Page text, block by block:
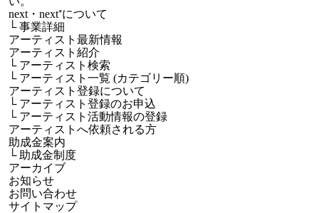
next・next⁺について
└事業詳細
アーティスト最新情報
アーティスト紹介
└ アーティスト検索
└ アーティスト一覧 (カテゴリー順)
アーティスト登録について
└ アーティスト登録のお申込
└ アーティスト活動情報の登録
アーティストへ依頼される方
助成金案内
└ 助成金制度
アーカイブ
お知らせ
お問い合わせ
サイトマップ